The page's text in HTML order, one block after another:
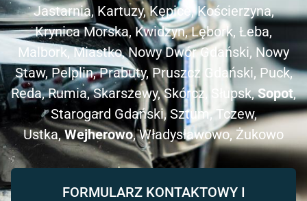
Jastarnia, Kartuzy, Kępice, Kościerzyna,
Krynica Morska, Kwidzyn, Lębork, Łeba,
Malbork, Miastko, Nowy Dwór Gdański, Nowy
Staw, Pelplin, Prabuty, Pruszcz Gdański, Puck,
Reda, Rumia, Skarszewy, Skórcz, Słupsk,Sopot,
Starogard Gdański, Sztum, Tczew,
Ustka,Wejherowo, Władysławowo, Żukowo
FORMULARZ KONTAKTOWY I